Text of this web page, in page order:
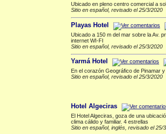
Ubicado en pleno centro comercial a
Sitio en español, revisado el 25/3/2020
Playas Hotel
Ubicado a 150 m del mar sobre la Av.
internet WI-FI
Sitio en español, revisado el 25/3/2020
Yarmá Hotel
En el corazón Geográfico de Pinamar
Sitio en español, revisado el 25/3/2020
Hotel Algeciras
El Hotel Algeciras, goza de una
clima cálido y familiar. 4 estrellas
Sitio en español, inglés, revisado el 25/